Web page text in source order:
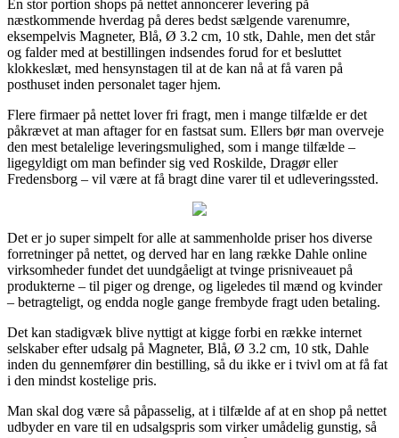
En stor portion shops på nettet annoncerer levering på
næstkommende hverdag på deres bedst sælgende varenumre,
eksempelvis Magneter, Blå, Ø 3.2 cm, 10 stk, Dahle, men det står
og falder med at bestillingen indsendes forud for et besluttet
klokkeslæt, med hensynstagen til at de kan nå at få varen på
posthuset inden personalet tager hjem.
Flere firmaer på nettet lover fri fragt, men i mange tilfælde er det
påkrævet at man aftager for en fastsat sum. Ellers bør man overveje
den mest betalelige leveringsmulighed, som i mange tilfælde –
ligegyldigt om man befinder sig ved Roskilde, Dragør eller
Fredensborg – vil være at få bragt dine varer til et udleveringssted.
Det er jo super simpelt for alle at sammenholde priser hos diverse
forretninger på nettet, og derved har en lang række Dahle online
virksomheder fundet det uundgåeligt at tvinge prisniveauet på
produkterne – til piger og drenge, og ligeledes til mænd og kvinder
– betragteligt, og endda nogle gange frembyde fragt uden betaling.
Det kan stadigvæk blive nyttigt at kigge forbi en række internet
selskaber efter udsalg på Magneter, Blå, Ø 3.2 cm, 10 stk, Dahle
inden du gennemfører din bestilling, så du ikke er i tvivl om at få fat
i den mindst kostelige pris.
Man skal dog være så påpasselig, at i tilfælde af at en shop på nettet
udbyder en vare til en udsalgspris som virker umådelig gunstig, så